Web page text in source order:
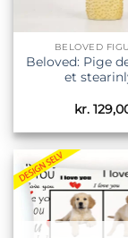
BELOVED
Beloved: Pige
et
kr.